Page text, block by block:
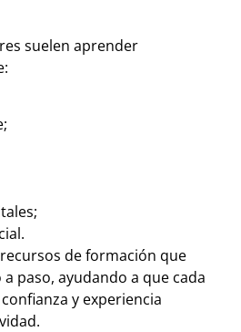
suelen aprender
de formación que
paso, ayudando a que cada
y experiencia